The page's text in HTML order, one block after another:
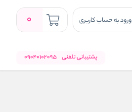
ورود به حساب کاربری 0
پشتیبانی تلفنی 09040102095